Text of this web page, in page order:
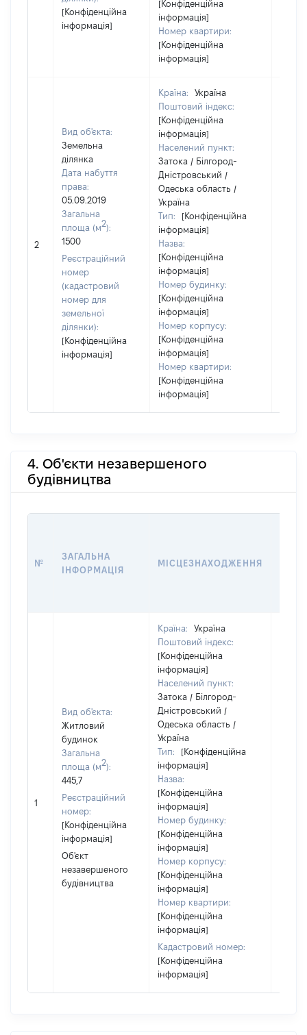
[Конфіденційна
інформація]
[Конфіденційна
інформація]
Номер квартири:
[Конфіденційна
інформація]
2
Вид об'єкта:
Земельна
ділянка
Дата набуття
права:
05.09.2019
Загальна
площа (м2):
1500
Реєстраційний
номер
(кадастровий
номер для
земельної
ділянки):
[Конфіденційна
інформація]
Країна:
Україна
Поштовий індекс:
[Конфіденційна
інформація]
Населений пункт:
Затока / Білгород-
Дністровський /
Одеська область /
Україна
Тип:
[Конфіденційна
інформація]
Назва:
[Конфіденційна
інформація]
Номер будинку:
[Конфіденційна
інформація]
Номер корпусу:
[Конфіденційна
інформація]
Номер квартири:
[Конфіденційна
інформація]
4. Об'єкти незавершеного
будівництва
№
ЗАГАЛЬНА
ІНФОРМАЦІЯ
МІСЦЕЗНАХОДЖЕННЯ
1
Вид об'єкта:
Житловий
будинок
Загальна
площа (м2):
445,7
Реєстраційний
номер:
[Конфіденційна
інформація]
Об'єкт
незавершеного
будівництва
Країна:
Україна
Поштовий індекс:
[Конфіденційна
інформація]
Населений пункт:
Затока / Білгород-
Дністровський /
Одеська область /
Україна
Тип:
[Конфіденційна
інформація]
Назва:
[Конфіденційна
інформація]
Номер будинку:
[Конфіденційна
інформація]
Номер корпусу:
[Конфіденційна
інформація]
Номер квартири:
[Конфіденційна
інформація]
Кадастровий номер:
[Конфіденційна
інформація]